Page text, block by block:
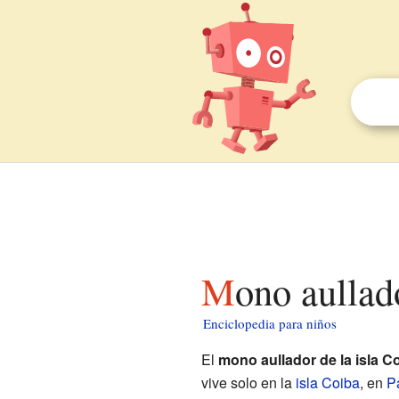
Mono
Enciclopedia para niños
El mono aullador de la isla
vive solo en la isla Coiba, en